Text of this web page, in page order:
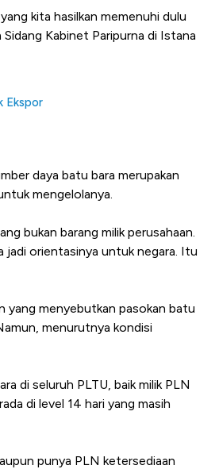
kita hasilkan memenuhi dulu
Kabinet Paripurna di Istana
Ekspor
daya batu bara merupakan
mengelolanya.
bukan barang milik perusahaan.
jadi orientasinya untuk negara. Itu
yang menyebutkan pasokan batu
menurutnya kondisi
di seluruh PLTU, baik milik PLN
di level 14 hari yang masih
punya PLN ketersediaan